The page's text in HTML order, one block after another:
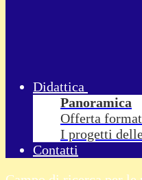
Didattica
Panoramica
Offerta
I progetti
Contatti